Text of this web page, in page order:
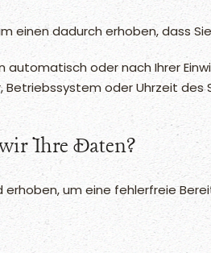
einen dadurch erhoben, dass
automatisch oder nach Ihrer
Betriebssystem oder Uhrzeit
Ihre Daten?
erhoben, um eine fehlerfreie